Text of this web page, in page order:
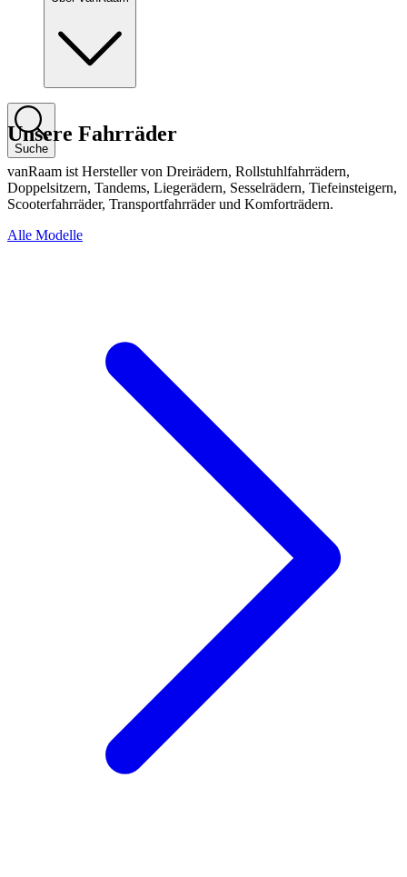
Suche
Unsere Fahrräder
vanRaam ist Hersteller von Dreirädern, Rollstuhlfahrrädern,
Doppelsitzern, Tandems, Liegerädern, Sesselrädern, Tiefeinsteigern,
Scooterfahrräder, Transportfahrräder und Komforträdern.
Alle Modelle